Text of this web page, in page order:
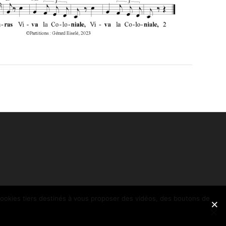
tiers destinés à vous proposer des vidéos, des boutons de